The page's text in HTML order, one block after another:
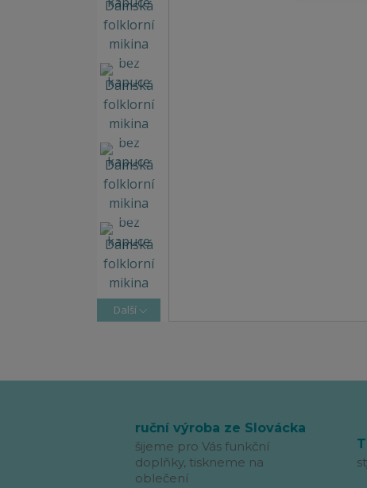
Další
ruční výroba ze Slovácka
šijeme pro Vás funkční
doplňky, tiskneme na
oblečení